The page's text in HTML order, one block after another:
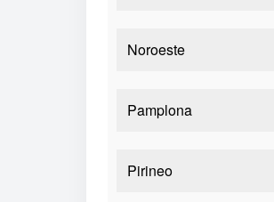
Noroeste
Pamplona
Pirineo